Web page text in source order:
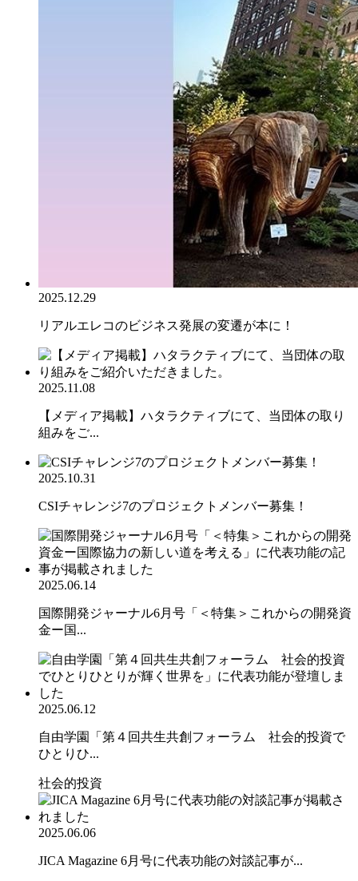
2025.12.29
リアルエレコのビジネス発展の変遷が本に！
2025.11.08
【メディア掲載】ハタラクティブにて、当団体の取り
組みをご...
2025.10.31
CSIチャレンジ7のプロジェクトメンバー募集！
2025.06.14
国際開発ジャーナル6月号「＜特集＞これからの開発資
金ー国...
2025.06.12
自由学園「第４回共生共創フォーラム 社会的投資で
ひとりひ...
社会的投資
2025.06.06
JICA Magazine 6月号に代表功能の対談記事が...